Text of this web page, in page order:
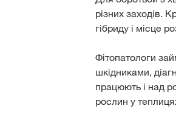
різних заходів.
гібриду і місце
Фітопатологи
шкідниками,
працюють і над
рослин у